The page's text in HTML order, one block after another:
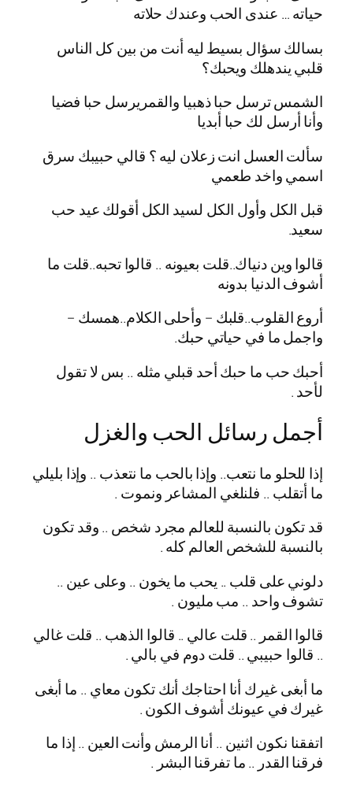
حياته … عندى الحب وعندك حلاته
بسالك سؤال بسيط ليه أنت من بين كل الناس
قلبي يندهلك ويحبك؟
الشمس ترسل حبا ذهبيا والقمريرسل حبا فضيا
وأنا أرسل لك حبا أبديا
سألت العسل انت زعلان ليه ؟ قالي حبيبك سرق
اسمي واخد طعمي
قبل الكل وأول الكل لسيد الكل أقولك عيد حب
سعيد.
قالوا وين دنياك..قلت بعيونه .. قالوا تحبه..قلت ما
أشوف الدنيا بدونه
أروع القلوب..قلبك – وأحلى الكلام..همسك –
واجمل ما في حياتي حبك.
أحبك حب ما حبك أحد قبلي مثله .. بس لا تقول
لأحد .
أجمل رسائل الحب والغزل
إذا للحلو ما نتعب.. وإذا بالحب ما نتعذب .. وإذا بليلي
ما أتقلب .. فلنلغي المشاعر ونموت .
قد تكون بالنسبة للعالم مجرد شخص .. وقد تكون
بالنسبة للشخص العالم كله .
دلوني على قلب .. يحب ما يخون .. وعلى عين ..
تشوف واحد .. مب مليون .
قالوا القمر .. قلت عالي .. قالوا الذهب .. قلت غالي
.. قالوا حبيبي .. قلت دوم في بالي .
ما أبغى غيرك أنا احتاجك أنك تكون معاي .. ما أبغى
غيرك في عيونك أشوف الكون .
اتفقنا نكون اثنين .. أنا الرمش وأنت العين .. إذا ما
فرقنا القدر .. ما تفرقنا البشر .